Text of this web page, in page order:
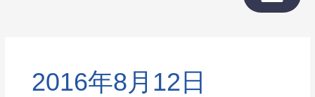
2016年8月12日